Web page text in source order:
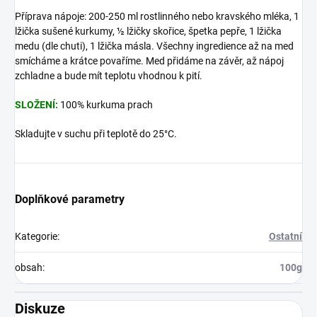
Příprava nápoje: 200-250 ml rostlinného nebo kravského mléka, 1
lžička sušené kurkumy, ½ lžičky skořice, špetka pepře, 1 lžička
medu (dle chuti), 1 lžička másla. Všechny ingredience až na med
smícháme a krátce povaříme. Med přidáme na závěr, až nápoj
zchladne a bude mít teplotu vhodnou k pití.
SLOŽENÍ: 100% kurkuma prach
Skladujte v suchu při teplotě do 25°C.
Doplňkové parametry
Kategorie: Ostatní
obsah: 100g
Diskuze